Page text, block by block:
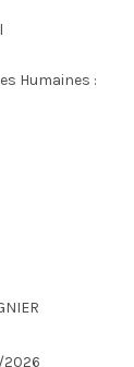
Humaines :
2026